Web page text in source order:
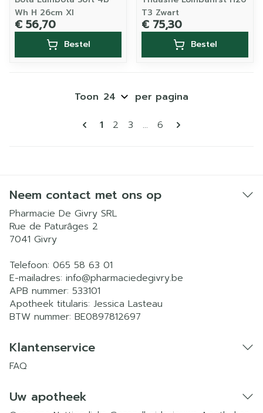
Wh H 26cm Xl
€ 56,70
Bestel
T3 Zwart
€ 75,30
Bestel
Pagina's
U lees momenteel pagina
1 Pagina
2 Pagina
3 ... Pagina
6
Toon per pagina
Neem contact met ons op
Pharmacie De Givry SRL
Rue de Paturâges 2
7041 Givry
Telefoon: 065 58 63 01
E-mailadres: info@pharmaciedegivry.be
APB nummer: 533101
Apotheek titularis: Jessica Lasteau
BTW nummer: BE0897812697
Klantenservice
FAQ
Uw apotheek